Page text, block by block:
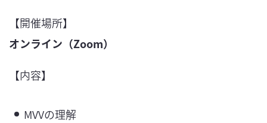
【開催場所】
オンライン（Zoom）
【内容】
MVVの理解